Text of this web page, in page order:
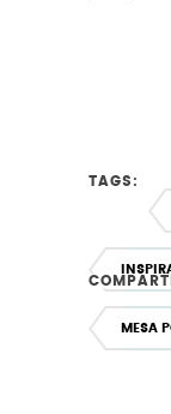
TAGS:
MESA